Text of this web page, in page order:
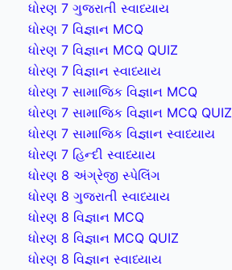
ધોરણ 7 ગુજરાતી સ્વાધ્યાય
ધોરણ 7 વિજ્ઞાન MCQ
ધોરણ 7 વિજ્ઞાન MCQ QUIZ
ધોરણ 7 વિજ્ઞાન સ્વાધ્યાય
ધોરણ 7 સામાજિક વિજ્ઞાન MCQ
ધોરણ 7 સામાજિક વિજ્ઞાન MCQ QUIZ
ધોરણ 7 સામાજિક વિજ્ઞાન સ્વાધ્યાય
ધોરણ 7 હિન્દી સ્વાધ્યાય
ધોરણ 8 અંગ્રેજી સ્પેલિંગ
ધોરણ 8 ગુજરાતી સ્વાધ્યાય
ધોરણ 8 વિજ્ઞાન MCQ
ધોરણ 8 વિજ્ઞાન MCQ QUIZ
ધોરણ 8 વિજ્ઞાન સ્વાધ્યાય